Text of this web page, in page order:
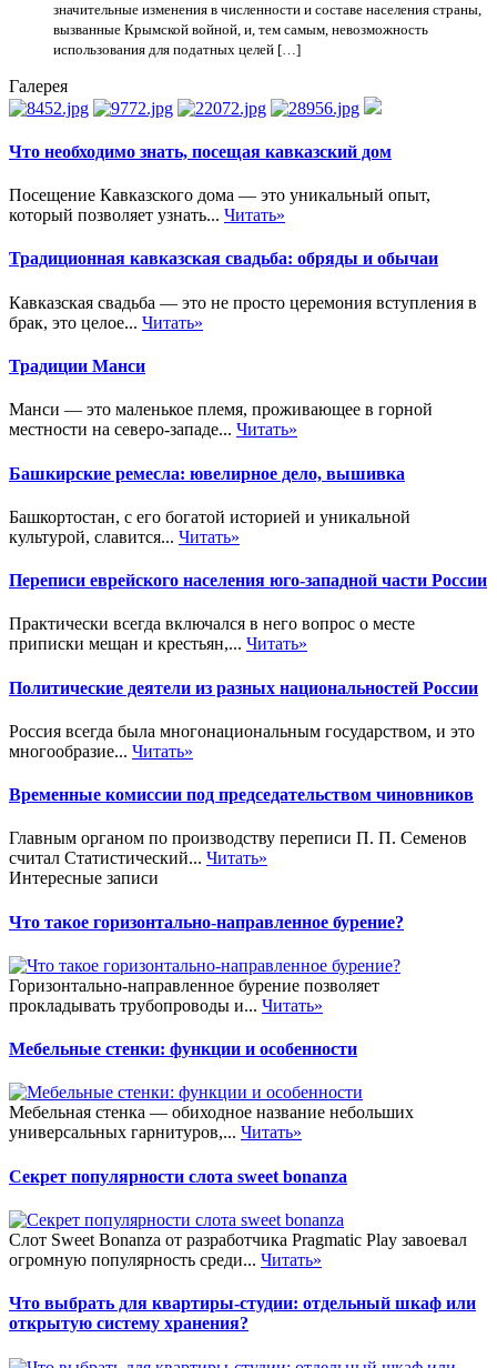
значительные изменения в численности и составе населения страны,
вызванные Крымской войной, и, тем самым, невозможность
использования для податных целей […]
Галерея
Что необходимо знать, посещая кавказский дом
Посещение Кавказского дома — это уникальный опыт,
который позволяет узнать... Читать»
Традиционная кавказская свадьба: обряды и обычаи
Кавказская свадьба — это не просто церемония вступления в
брак, это целое... Читать»
Традиции Манси
Манси — это маленькое племя, проживающее в горной
местности на северо-западе... Читать»
Башкирские ремесла: ювелирное дело, вышивка
Башкортостан, с его богатой историей и уникальной
культурой, славится... Читать»
Переписи еврейского населения юго-западной части России
Практически всегда включался в него вопрос о месте
приписки мещан и крестьян,... Читать»
Политические деятели из разных национальностей России
Россия всегда была многонациональным государством, и это
многообразие... Читать»
Временные комиссии под председательством чиновников
Главным органом по производству переписи П. П. Семенов
считал Статистический... Читать»
Интересные записи
Что такое горизонтально-направленное бурение?
Горизонтально-направленное бурение позволяет
прокладывать трубопроводы и... Читать»
Мебельные стенки: функции и особенности
Мебельная стенка — обиходное название небольших
универсальных гарнитуров,... Читать»
Секрет популярности слота sweet bonanza
Слот Sweet Bonanza от разработчика Pragmatic Play завоевал
огромную популярность среди... Читать»
Что выбрать для квартиры-студии: отдельный шкаф или
открытую систему хранения?